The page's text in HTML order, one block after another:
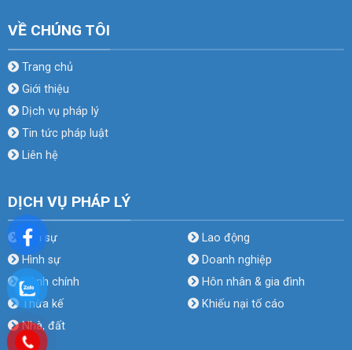
VỀ CHÚNG TÔI
Trang chủ
Giới thiệu
Dịch vụ pháp lý
Tin tức pháp luật
Liên hệ
DỊCH VỤ PHÁP LÝ
Dân sự
Hình sự
Hành chính
Thừa kế
Nhà, đất
Lao động
Doanh nghiệp
Hôn nhân & gia đình
Khiếu nại tố cáo